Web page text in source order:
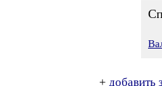
+ добавить